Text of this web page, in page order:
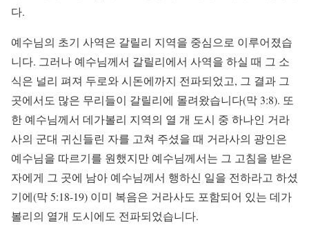
다.
예수님의 초기 사역은 갈릴리 지역을 중심으로 이루어졌습
니다. 그러나 예수님께서 갈릴리에서 사역을 하실 때 그 소
식은 널리 펴져 두로와 시돈에까지 전파되었고, 그 결과 그
곳에서도 많은 무리들이 갈릴리에 몰려왔습니다(막 3:8). 또
한 예수님께서 데가볼리 지역의 열 개 도시 중 하나인 거라
사의 군대 귀신들린 자를 고쳐 주셨을 때 거라사의 광인은
예수님을 따르기를 원했지만 예수님께서는 그 고침을 받은
자에게 그 곳에 남아 예수님께서 행하신 일을 전하라고 하셨
기에(막 5:18-19) 이미 복음은 거라사도 포함되어 있는 데가
볼리의 열개 도시에도 전파되었습니다.